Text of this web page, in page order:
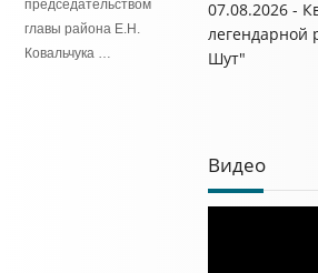
председательством
главы района Е.Н.
Ковальчука …
07.08.2026 -
легендарной
Шут"
Видео